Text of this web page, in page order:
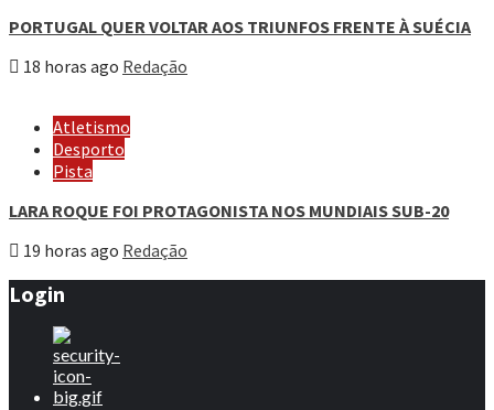
PORTUGAL QUER VOLTAR AOS TRIUNFOS FRENTE À SUÉCIA
18 horas ago Redação
Atletismo
Desporto
Pista
LARA ROQUE FOI PROTAGONISTA NOS MUNDIAIS SUB-20
19 horas ago Redação
Login